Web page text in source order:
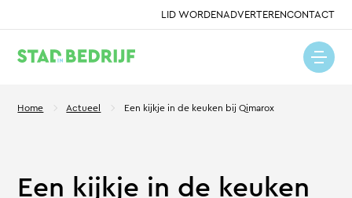
LID WORDENADVERTERENCONTACT
Home Actueel Een kijkje in de keuken bij Qimarox
Een kijkje in de keuken